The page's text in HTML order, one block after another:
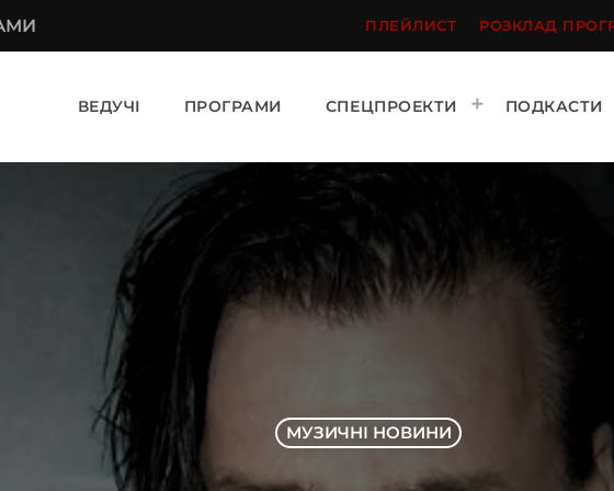
ПЛЕЙЛИСТ РОЗКЛАД
ВЕДУЧІ ПРОГРАМИ СПЕЦПРОЕКТИ ПОДКАСТИ
МУЗИЧНІ НОВИНИ